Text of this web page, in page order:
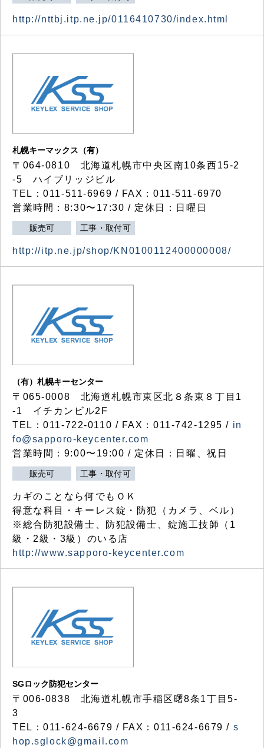
http://nttbj.itp.ne.jp/0116410730/index.html
札幌キーマックス（有）
〒064-0810 北海道札幌市中央区南10条西15-2
-5 ハイブリッジビル
TEL：011-511-6969 / FAX：011-511-6970
営業時間：8:30〜17:30 / 定休日：日曜日
販売可 工事・取付可
http://itp.ne.jp/shop/KN0100112400000008/
（有）札幌キーセンター
〒065-0008 北海道札幌市東区北８条東８丁目1
-1 イチカンビル2F
TEL：011-722-0110 / FAX：011-742-1295 / in
fo@sapporo-keycenter.com
営業時間：9:00〜19:00 / 定休日：日曜、祝日
販売可 工事・取付可
カギのことなら何でもＯＫ
得意な科目・キーレス錠・防犯（カメラ、ベル）
※総合防犯設備士、防犯設備士、錠施工技師（1
級・2級・3級）のいる店
http://www.sapporo-keycenter.com
SGロック防犯センター
〒006-0838 北海道札幌市手稲区曙8条1丁目5-
3
TEL：011-624-6679 / FAX：011-624-6679 / s
hop.sglock@gmail.com